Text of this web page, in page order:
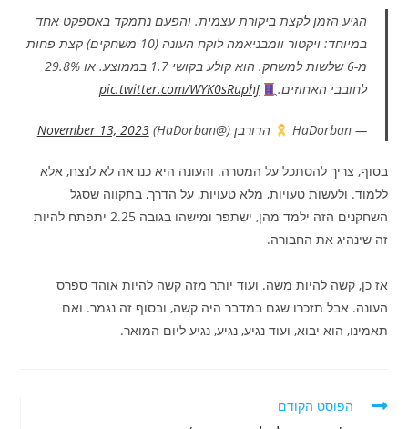
הגיע הזמן לקצת ביקורת עצמית. והפעם נתמקד באספקט אחד
במיוחד: ויקטור וומבניאמה לוקח העונה (10 משחקים) קצת פחות
מ-6 שלשות למשחק. הוא קולע בקושי 1.7 בממוצע. או 29.8%
לחובבי האחוזים.
pic.twitter.com/WYK0sRuphJ
— HaDorban הדורבן (@HaDorban) November 13, 2023
בסוף, צריך להסתכל על המטרה. והעונה היא כנראה לא לנצח, אלא
ללמוד. ולעשות טעויות, מלא טעויות, על הדרך, בתקווה שסגל
השחקנים הזה ילמד מהן, ישתפר ומישהו בגובה 2.25 יתפתח להיות
זה שינהיג את החבורה.
אז כן, קשה להיות משה. ועוד יותר מזה קשה להיות אוהד ספרס
העונה. אבל תזכרו שגם במדבר היה קשה, ובסוף זה נגמר. ואם
תאמינו, הוא יבוא, ועוד נגיע, נגיע, נגיע ליום המואר.
לקרוא
הפוסט הקודם